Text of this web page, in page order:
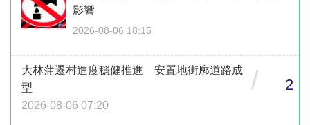
影響
2026-08-06 18:15
大林蒲遷村進度穩健推進 安置地街廓道路成
型
2026-08-06 07:20
/ 2